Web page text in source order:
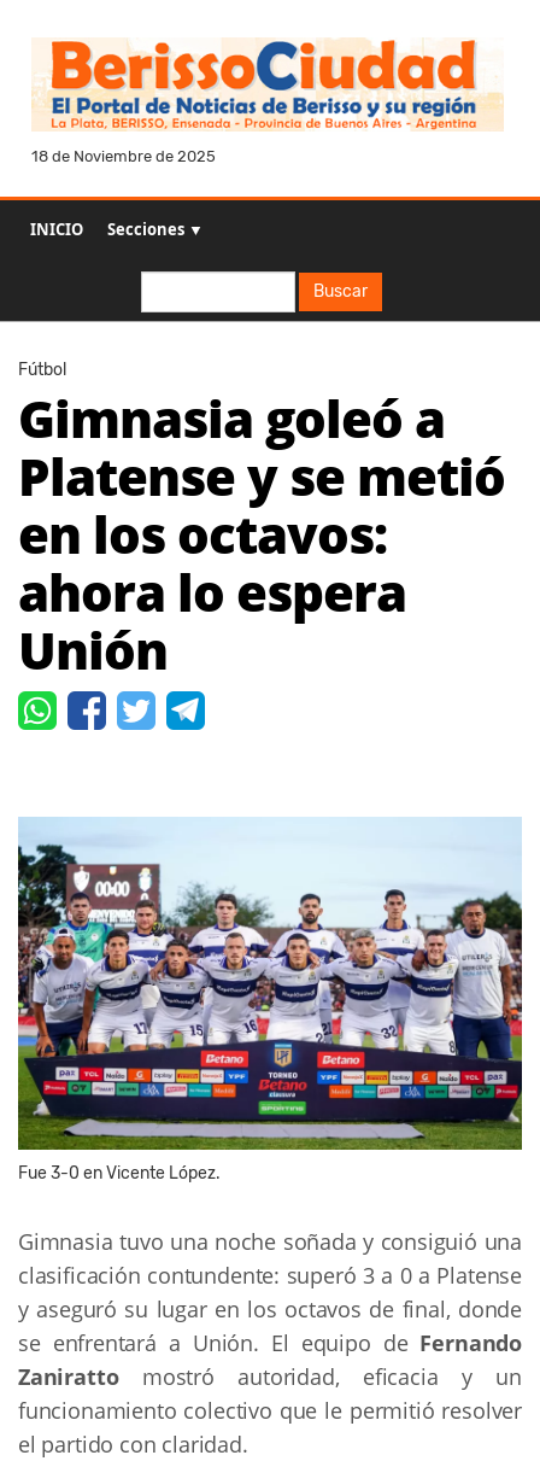
18 de Noviembre de 2025
INICIO Secciones ▼
Buscar
Fútbol
Gimnasia goleó a
Platense y se metió
en los octavos:
ahora lo espera
Unión
Fue 3-0 en Vicente López.
Gimnasia tuvo una noche soñada y consiguió una
clasificación contundente: superó 3 a 0 a Platense
y aseguró su lugar en los octavos de final, donde
se enfrentará a Unión. El equipo de Fernando
Zanirattomostró autoridad, eficacia y un
funcionamiento colectivo que le permitió resolver
el partido con claridad.